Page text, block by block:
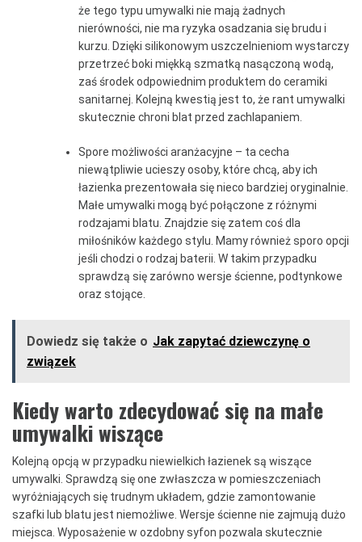
że tego typu umywalki nie mają żadnych
nierówności, nie ma ryzyka osadzania się brudu i
kurzu. Dzięki silikonowym uszczelnieniom wystarczy
przetrzeć boki miękką szmatką nasączoną wodą,
zaś środek odpowiednim produktem do ceramiki
sanitarnej. Kolejną kwestią jest to, że rant umywalki
skutecznie chroni blat przed zachlapaniem.
Spore możliwości aranżacyjne – ta cecha
niewątpliwie ucieszy osoby, które chcą, aby ich
łazienka prezentowała się nieco bardziej oryginalnie.
Małe umywalki mogą być połączone z różnymi
rodzajami blatu. Znajdzie się zatem coś dla
miłośników każdego stylu. Mamy również sporo opcji
jeśli chodzi o rodzaj baterii. W takim przypadku
sprawdzą się zarówno wersje ścienne, podtynkowe
oraz stojące.
Dowiedz się także o Jak zapytać dziewczynę o
związek
Kiedy warto zdecydować się na małe
umywalki wiszące
Kolejną opcją w przypadku niewielkich łazienek są wiszące
umywalki. Sprawdzą się one zwłaszcza w pomieszczeniach
wyróżniających się trudnym układem, gdzie zamontowanie
szafki lub blatu jest niemożliwe. Wersje ścienne nie zajmują dużo
miejsca. Wyposażenie w ozdobny syfon pozwala skutecznie